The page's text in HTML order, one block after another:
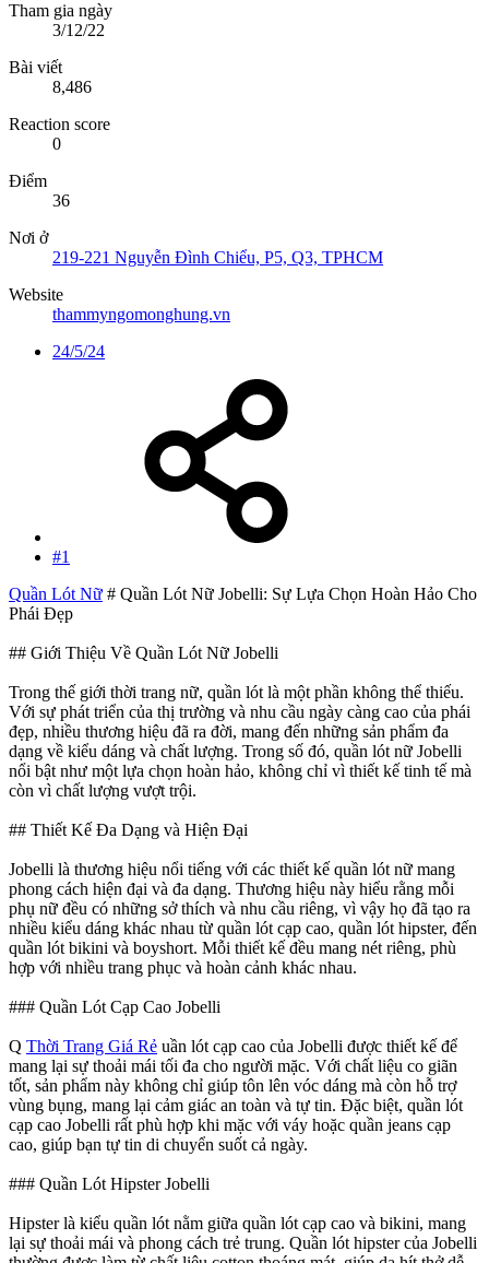
Tham gia ngày
3/12/22
Bài viết
8,486
Reaction score
0
Điểm
36
Nơi ở
219-221 Nguyễn Đình Chiểu, P5, Q3, TPHCM
Website
thammyngomonghung.vn
24/5/24
#1
Quần Lót Nữ # Quần Lót Nữ Jobelli: Sự Lựa Chọn Hoàn Hảo Cho
Phái Đẹp
## Giới Thiệu Về Quần Lót Nữ Jobelli
Trong thế giới thời trang nữ, quần lót là một phần không thể thiếu.
Với sự phát triển của thị trường và nhu cầu ngày càng cao của phái
đẹp, nhiều thương hiệu đã ra đời, mang đến những sản phẩm đa
dạng về kiểu dáng và chất lượng. Trong số đó, quần lót nữ Jobelli
nổi bật như một lựa chọn hoàn hảo, không chỉ vì thiết kế tinh tế mà
còn vì chất lượng vượt trội.
## Thiết Kế Đa Dạng và Hiện Đại
Jobelli là thương hiệu nổi tiếng với các thiết kế quần lót nữ mang
phong cách hiện đại và đa dạng. Thương hiệu này hiểu rằng mỗi
phụ nữ đều có những sở thích và nhu cầu riêng, vì vậy họ đã tạo ra
nhiều kiểu dáng khác nhau từ quần lót cạp cao, quần lót hipster, đến
quần lót bikini và boyshort. Mỗi thiết kế đều mang nét riêng, phù
hợp với nhiều trang phục và hoàn cảnh khác nhau.
### Quần Lót Cạp Cao Jobelli
Q Thời Trang Giá Rẻ uần lót cạp cao của Jobelli được thiết kế để
mang lại sự thoải mái tối đa cho người mặc. Với chất liệu co giãn
tốt, sản phẩm này không chỉ giúp tôn lên vóc dáng mà còn hỗ trợ
vùng bụng, mang lại cảm giác an toàn và tự tin. Đặc biệt, quần lót
cạp cao Jobelli rất phù hợp khi mặc với váy hoặc quần jeans cạp
cao, giúp bạn tự tin di chuyển suốt cả ngày.
### Quần Lót Hipster Jobelli
Hipster là kiểu quần lót nằm giữa quần lót cạp cao và bikini, mang
lại sự thoải mái và phong cách trẻ trung. Quần lót hipster của Jobelli